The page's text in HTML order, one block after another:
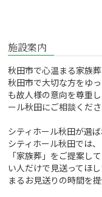
施設案内
秋田市で心温まる家族
秋田市で大切な方をゆ
も故人様の意向を尊重
ール秋田にご相談くださ
シティホール秋田が選
シティホール秋田では
「家族葬」をご提案し
い人だけで見送ってほ
まるお見送りの時間を提